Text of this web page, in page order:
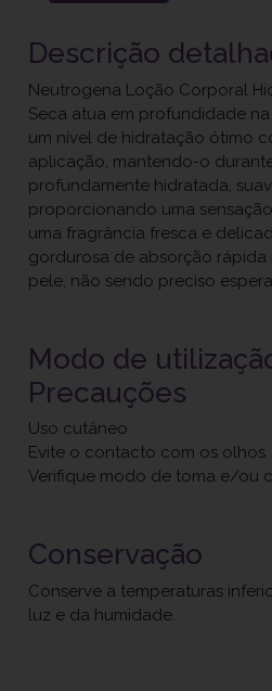
Descrição
Neutrogena Loção Corporal
Seca atua em profundidade
um nível de hidratação ótimo
aplicação, mantendo-o
profundamente hidratada,
proporcionando uma
uma fragrância fresca e
gordurosa de absorção
pele, não sendo preciso
Modo de
Precauções
Uso cutâneo
Evite o contacto com os olhos
Verifique modo de toma e/ou
Conservação
Conserve a temperaturas
luz e da humidade.